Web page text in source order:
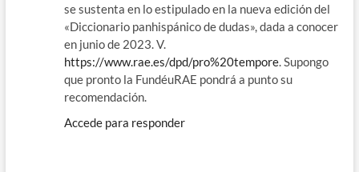
se sustenta en lo estipulado en la nueva edición del
«Diccionario panhispánico de dudas», dada a conocer
en junio de 2023. V.
https://www.rae.es/dpd/pro%20tempore. Supongo
que pronto la FundéuRAE pondrá a punto su
recomendación.
Accede para responder